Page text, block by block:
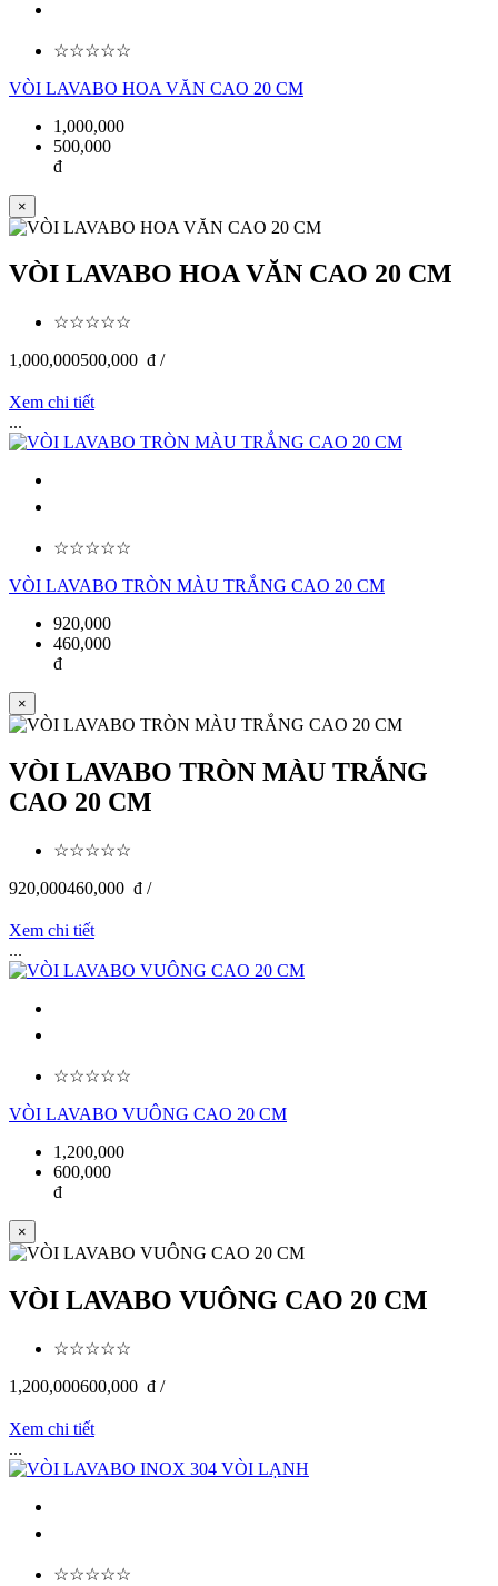
☆☆☆☆☆
VÒI LAVABO HOA VĂN CAO 20 CM
1,000,000
500,000
đ
×
VÒI LAVABO HOA VĂN CAO 20 CM
☆☆☆☆☆
1,000,000500,000 đ /
Xem chi tiết
...
☆☆☆☆☆
VÒI LAVABO TRÒN MÀU TRẮNG CAO 20 CM
920,000
460,000
đ
×
VÒI LAVABO TRÒN MÀU TRẮNG
CAO 20 CM
☆☆☆☆☆
920,000460,000 đ /
Xem chi tiết
...
☆☆☆☆☆
VÒI LAVABO VUÔNG CAO 20 CM
1,200,000
600,000
đ
×
VÒI LAVABO VUÔNG CAO 20 CM
☆☆☆☆☆
1,200,000600,000 đ /
Xem chi tiết
...
☆☆☆☆☆